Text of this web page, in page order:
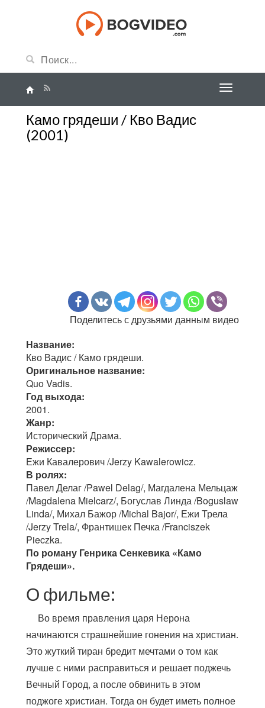
Камо грядеши / Кво Вадис
(2001)
Поделитесь с друзьями данным видео
Название:
Кво Вадис / Камо грядеши.
Оригинальное название:
Quo Vadis.
Год выхода:
2001.
Жанр:
Исторический Драма.
Режиссер:
Ежи Кавалерович /Jerzy Kawalerowicz.
В ролях:
Павел Делаг /Pawel Delag/, Магдалена Мельцаж
/Magdalena Mielcarz/, Богуслав Линда /Boguslaw
Linda/, Михал Бажор /Michal Bajor/, Ежи Трела
/Jerzy Trela/, Франтишек Печка /Franciszek
Pieczka.
По роману Генрика Сенкевика «Камо
Грядеши».
О фильме:
Во время правления царя Нерона
начинаются страшнейшие гонения на христиан.
Это жуткий тиран бредит мечтами о том как
лучше с ними расправиться и решает поджечь
Вечный Город, а после обвинить в этом
поджоге христиан. Тогда он будет иметь полное